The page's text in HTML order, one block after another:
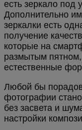
есть зеркало под
Дополнительно
зеркалки есть
получение
которые на
размытым
естественные
Любой бы
фотографии
без засвета и
настройки